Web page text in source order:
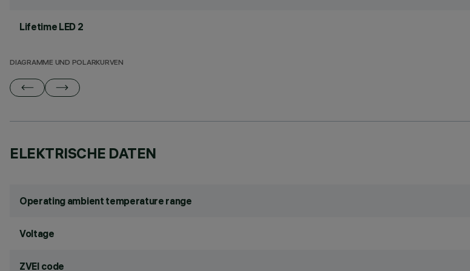
Lifetime LED 2
DIAGRAMME UND POLARKURVEN
ELEKTRISCHE DATEN
Operating ambient temperature range
Voltage
ZVEI code